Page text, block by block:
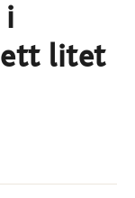
i
ett litet